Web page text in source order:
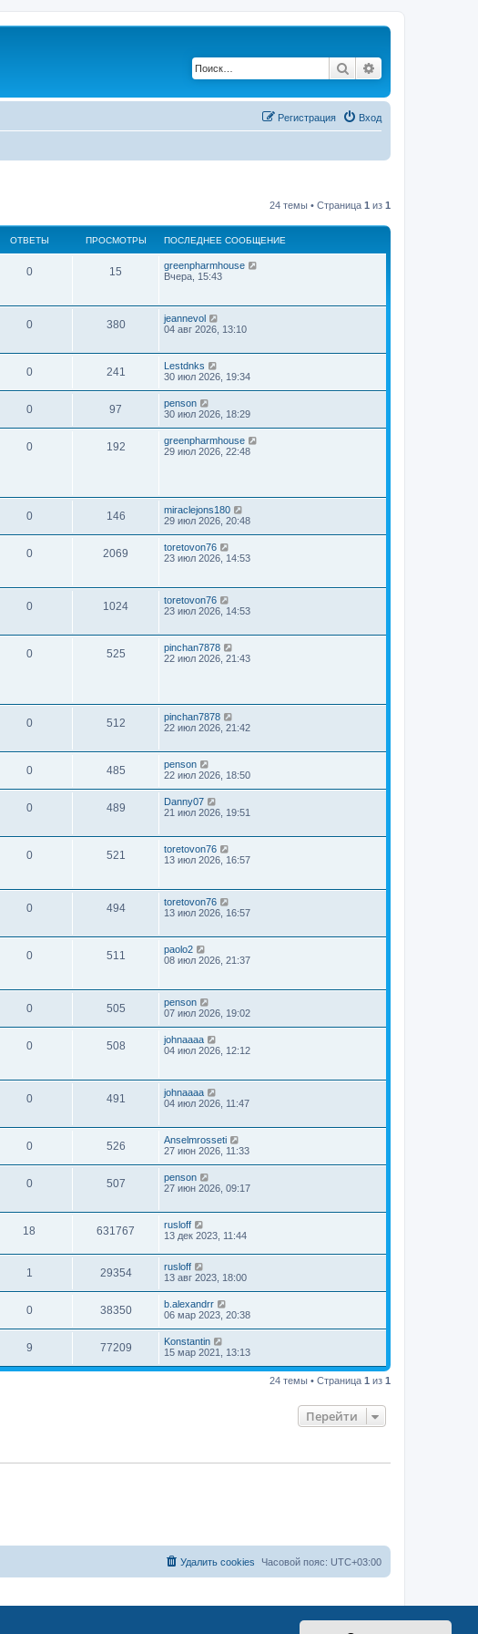
Поиск
Вход
Регистрация
24 темы • Страница 1 из 1
ОТВЕТЫ ПРОСМОТРЫ ПОСЛЕДНЕЕ СООБЩЕНИЕ
0 15
greenpharmhouse
Вчера, 15:43
0 380
jeannevol
04 авг 2026, 13:10
0 241
Lestdnks
30 июл 2026, 19:34
0 97
penson
30 июл 2026, 18:29
0 192
greenpharmhouse
29 июл 2026, 22:48
0 146
miraclejons180
29 июл 2026, 20:48
0 2069
toretovon76
23 июл 2026, 14:53
0 1024
toretovon76
23 июл 2026, 14:53
0 525
pinchan7878
22 июл 2026, 21:43
0 512
pinchan7878
22 июл 2026, 21:42
0 485
penson
22 июл 2026, 18:50
0 489
Danny07
21 июл 2026, 19:51
0 521
toretovon76
13 июл 2026, 16:57
0 494
toretovon76
13 июл 2026, 16:57
0 511
paolo2
08 июл 2026, 21:37
0 505
penson
07 июл 2026, 19:02
0 508
johnaaaa
04 июл 2026, 12:12
0 491
johnaaaa
04 июл 2026, 11:47
0 526
Anselmrosseti
27 июн 2026, 11:33
0 507
penson
27 июн 2026, 09:17
18 631767
rusloff
13 дек 2023, 11:44
1 29354
rusloff
13 авг 2023, 18:00
0 38350
b.alexandrr
06 мар 2023, 20:38
9 77209
Konstantin
15 мар 2021, 13:13
24 темы • Страница 1 из 1
Перейти
Часовой пояс: UTC+03:00
Удалить cookies